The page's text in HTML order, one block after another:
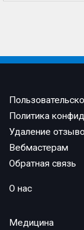
Политика
Удаление
Вебмастерам
Обратная связь
О нас
Медицина